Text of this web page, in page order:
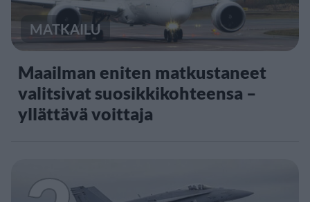
MATKAILU
Maailman eniten matkustaneet
valitsivat suosikkikohteensa –
yllättävä voittaja